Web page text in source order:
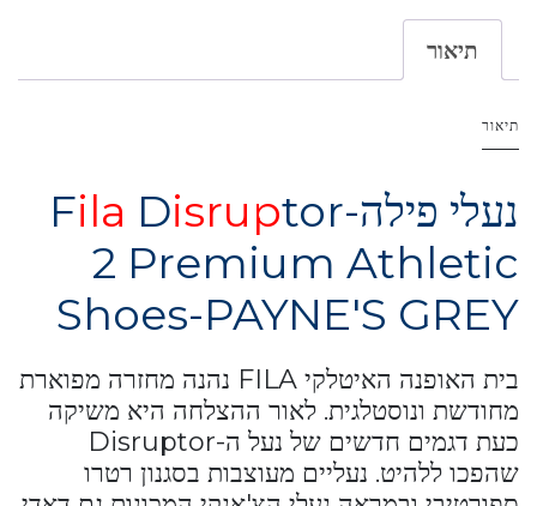
תיאור
תיאור
נעלי פילה-F ila Disruptor
2 Premium Athletic
Shoes-PAYNE'S GREY
בית האופנה האיטלקי FILA נהנה מחזרה מפוארת
מחודשת ונוסטלגית. לאור ההצלחה היא משיקה
כעת דגמים חדשים של נעל ה-Disruptor
שהפכו ללהיט. נעליים מעוצבות בסגנון רטרו